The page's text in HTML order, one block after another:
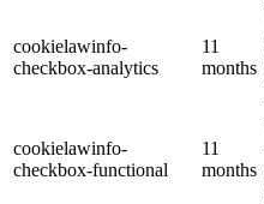
cookielawinfo-
checkbox-analytics
11
months
cookielawinfo-
checkbox-functional
11
months